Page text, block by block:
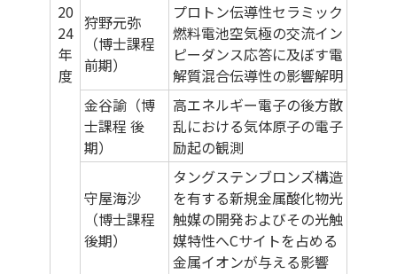
20
24
年
度
狩野元弥
（博士課程
前期）
プロトン伝導性セラミック
燃料電池空気極の交流イン
ピーダンス応答に及ぼす電
解質混合伝導性の影響解明
金谷諭（博
士課程 後
期）
高エネルギー電子の後方散
乱における気体原子の電子
励起の観測
守屋海沙
（博士課程
後期）
タングステンブロンズ構造
を有する新規金属酸化物光
触媒の開発およびその光触
媒特性へCサイトを占める
金属イオンが与える影響